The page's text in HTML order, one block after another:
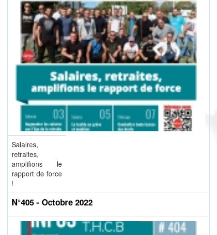
Salaires,
retraites,
amplifions le
rapport de force
!
N°405 - Octobre 2022